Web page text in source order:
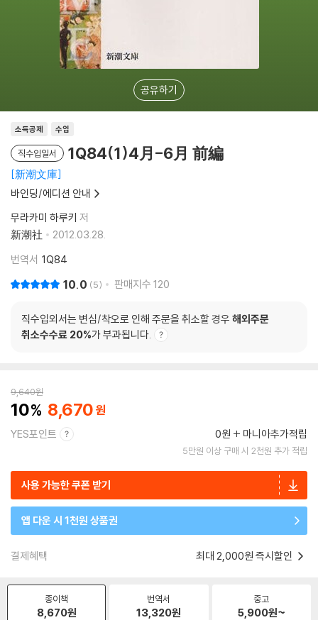
공유하기
소득공제 수입
직수입일서 1Q84(1)4月-6月 前編
新潮文庫
바인딩/에디션 안내
무라카미 하루키 저
新潮社
2012.03.28.
번역서 1Q84
10.0 5 판매지수 120
직수입외서는 변심/착오로 인해 주문을 취소할 경우 해외주문
취소수수료 20%가 부과됩니다.
9,640원
10 8,670
YES포인트 0원 마니아추가적립
5만원 이상 구매 시 2천원 추가 적립
사용 가능한 쿠폰 받기
앱 다운 시 1천원 상품권
결제혜택 최대 2,000원 즉시할인
종이책
8,670원
번역서
13,320원
중고
5,900원~